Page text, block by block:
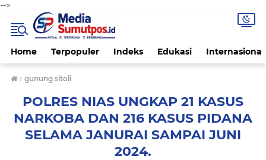
-->
Home Terpopuler Indeks Edukasi Internasional
› gunung sitoli
POLRES NIAS UNGKAP 21 KASUS
NARKOBA DAN 216 KASUS PIDANA
SELAMA JANURAI SAMPAI JUNI
2024.